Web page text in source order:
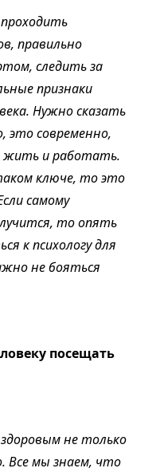
проходить
правильно
следить за
признаки
Нужно сказать
это современно,
жить и работать.
ключе, то это
самому
то опять
к психологу для
не бояться
посещать
не только
Все мы знаем, что